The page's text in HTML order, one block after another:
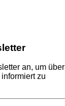
an, um über
zu